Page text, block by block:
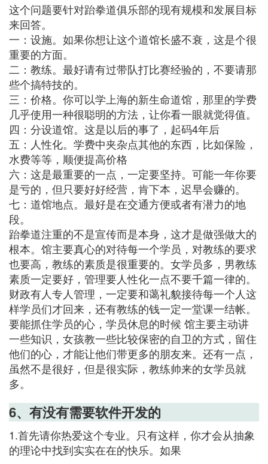
这个问题要针对跆拳道俱乐部的现有规模和发展目标
来回答。
一：设施。如果你想让这个道馆长盛不衰，这是个很
重要的方面。
二：教练。最好请有过带队打比赛经验的，不要请那
些个搞特技的。
三：价格。你可以学上海的新生命道馆，那里的学费
几乎使用一种很聪明的方法，让你看一眼就觉得值。
四：分设道馆。这是以后的事了，起码4年后
五：人性化。学费中夹杂点其他的东西，比如保险，
水费等等，顺便提高价格
六：这是最重要的一点，一定要坚持。可能一年你要
是亏的，但只要好好经营，肯下本，迟早会赚的。
七：道馆地点。最好是在交通方便或者有潜力的地
段。
跆拳道注重的不是宣传而是本身，这才是做强做大的
根本。馆主要真心的对待每一个学员，对教练的要求
也要高，教练的素质是很重要的。女学员多，男教练
素质一定要好，管理要人性化一点不要千篇一律的。
财政有人专人管理，一定要和蔼礼貌接待每一个人这
样学员们才回来，还有教练的钱一定一堂课一结帐。
要能抓住学员的心，学员休息的时候 馆主要主动讲
一些知识，女孩教一些比较保密的自卫的方式，留住
他们的心，才能让他们带更多的朋友来。还有一点，
虽然不是很好，但是很实际，教练帅来的女学员就
多。
6、有没有需要软件开发的
1.首先请你热爱这个专业。只有这样，你才会从抽象
的理论中找到实实在在的快乐。如果